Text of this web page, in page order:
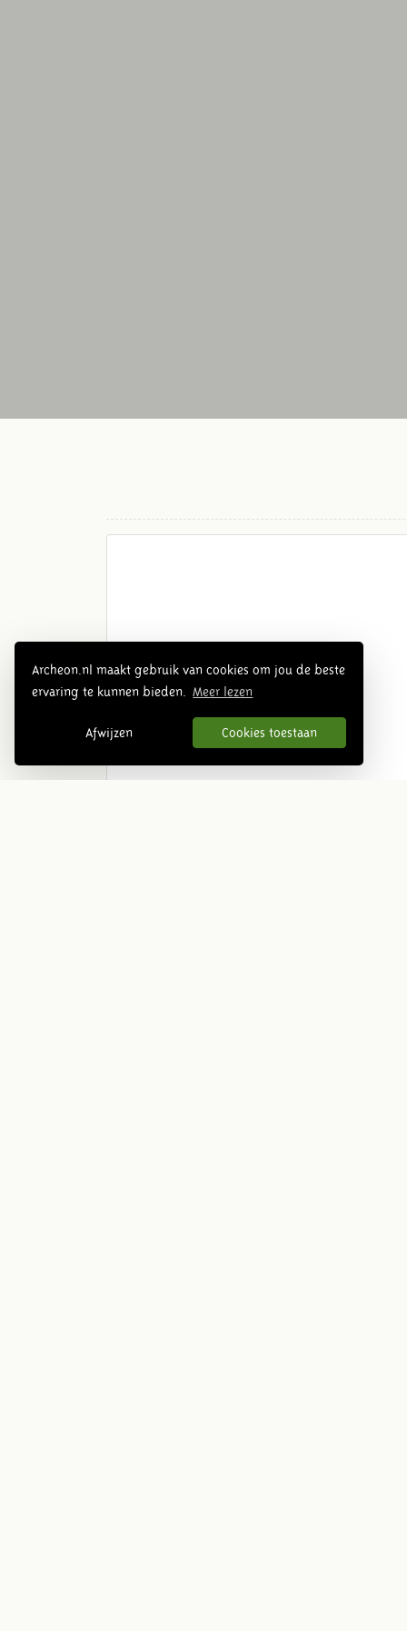
Archeon.nl maakt gebruik van cookies om jou de beste
ervaring te kunnen bieden.
Meer lezen
Afwijzen Cookies toestaan